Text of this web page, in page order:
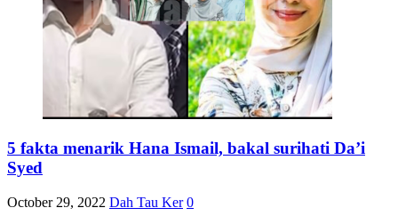
5 fakta menarik Hana Ismail, bakal surihati Da’i
Syed
October 29, 2022 Dah Tau Ker 0